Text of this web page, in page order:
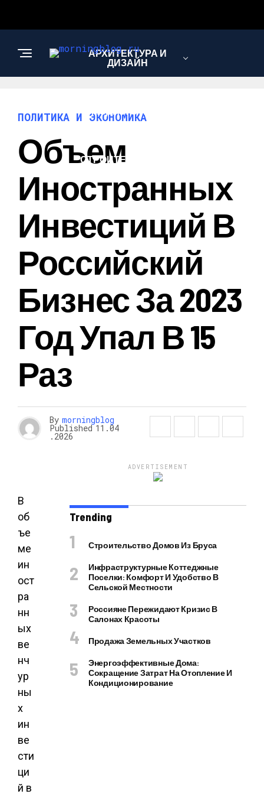
АРХИТЕКТУРА И
ДИЗАЙН
МОДА И СТИЛЬ
СТРОИТЕЛЬСТВО И
ПОЛИТИКА И ЭКОНОМИКА
Объем
Иностранных
Инвестиций В
Российский
Бизнес За 2023
Год Упал В 15
Раз
By morningblog
Published 11.04
.2026
В
об
ъе
ме
ин
ост
ра
нн
ых
ве
нч
ур
ны
х
ин
ве
сти
ци
й в
ADVERTISEMENT
Trending
Строительство Домов Из Бруса
Инфраструктурные Коттеджные
Поселки: Комфорт И Удобство В
Сельской Местности
Россияне Пережидают Кризис В
Салонах Красоты
Продажа Земельных Участков
Энергоэффективные Дома:
Сокращение Затрат На Отопление И
Кондиционирование